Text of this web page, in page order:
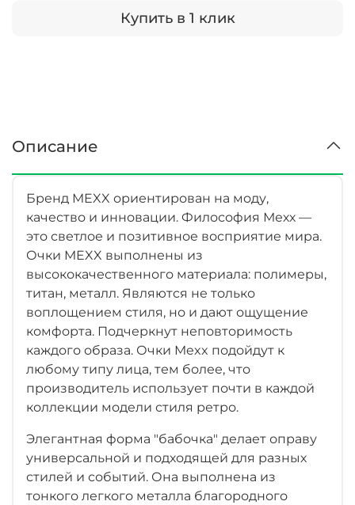
Купить в 1 клик
Описание
Бренд MEXX ориентирован на моду,
качество и инновации. Философия Мехх —
это светлое и позитивное восприятие мира.
Очки MEXX выполнены из
высококачественного материала: полимеры,
титан, металл. Являются не только
воплощением стиля, но и дают ощущение
комфорта. Подчеркнут неповторимость
каждого образа. Очки Mexx подойдут к
любому типу лица, тем более, что
производитель использует почти в каждой
коллекции модели стиля ретро.
Элегантная форма "бабочка" делает оправу
универсальной и подходящей для разных
стилей и событий. Она выполнена из
тонкого легкого металла благородного